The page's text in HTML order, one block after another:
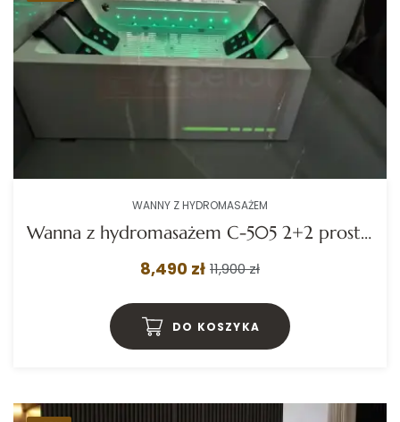
WANNY Z HYDROMASAŻEM
Wanna z hydromasażem C-505 2+2 prostokątna 170cmx120cmx59cm WODOSPAD chromoterapia
8,490 zł 11,900 zł
DO KOSZYKA